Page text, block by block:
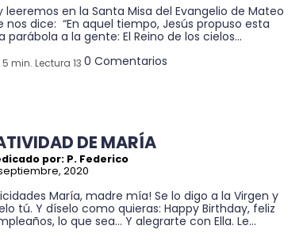
leeremos en la Santa Misa del Evangelio de Mateo
nos dice: “En aquel tiempo, Jesús propuso esta
parábola a la gente: El Reino de los cielos...
5 min. Lectura 13 0 Comentarios
DE MARÍA
por: P. Federico
2020
María, madre mía! Se lo digo a la Virgen y
tú. Y díselo como quieras: Happy Birthday, feliz
lo que sea... Y alegrarte con Ella. Le...